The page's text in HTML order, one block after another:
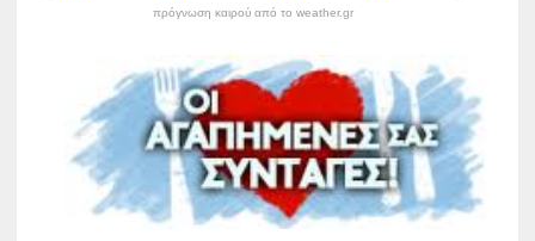
πρόγνωση καιρού από το weather.gr